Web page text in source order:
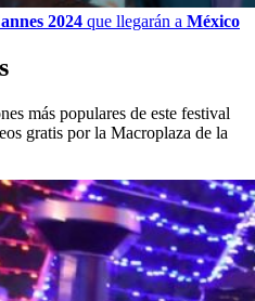
2024 que llegarán a México
más populares de este festival
gratis por la Macroplaza de la